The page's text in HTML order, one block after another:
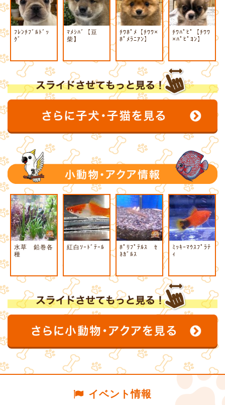
ﾌﾚﾝﾁﾌﾞﾙﾄﾞｯ
ｸﾞ
ﾏﾒｼﾊﾞ【豆
柴】
ﾁﾜﾎﾟﾒ【ﾁﾜﾜ×
ﾎﾟﾒﾗﾆｱﾝ】
ﾁﾜﾊﾟﾋﾟ【ﾁﾜﾜ
×ﾊﾟﾋﾟﾖﾝ】
水草 鉛巻各
種
紅白ｿｰﾄﾞﾃｰﾙ
ﾎﾟﾘﾌﾟﾃﾙｽ ｾ
ﾈｶﾞﾙｽ
ﾐｯｷｰﾏｳｽﾌﾟﾗﾃ
ｨ
イベント情報